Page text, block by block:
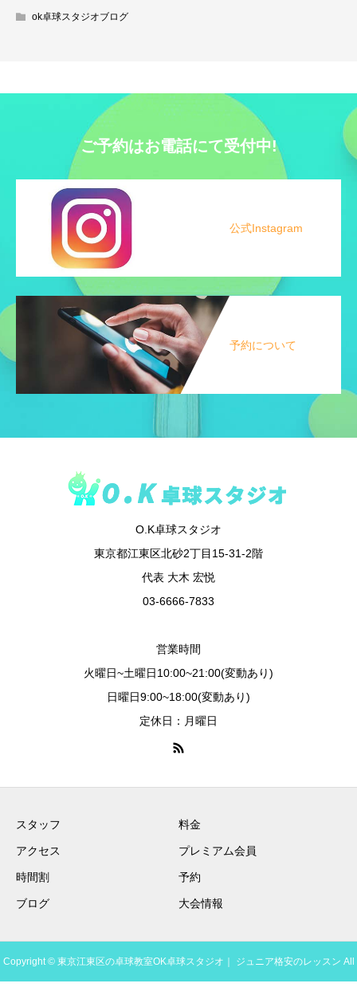
ok卓球スタジオブログ
ご予約はお電話にて受付中!
公式Instagram
予約について
O.K卓球スタジオ
東京都江東区北砂2丁目15-31-2階
代表 大木 宏悦
03-6666-7833
営業時間
火曜日~土曜日10:00~21:00(変動あり)
日曜日9:00~18:00(変動あり)
定休日：月曜日
スタッフ 料金
アクセス プレミアム会員
時間割 予約
ブログ 大会情報
Copyright © 東京江東区の卓球教室OK卓球スタジオ｜ ジュニア格安のレッスン All